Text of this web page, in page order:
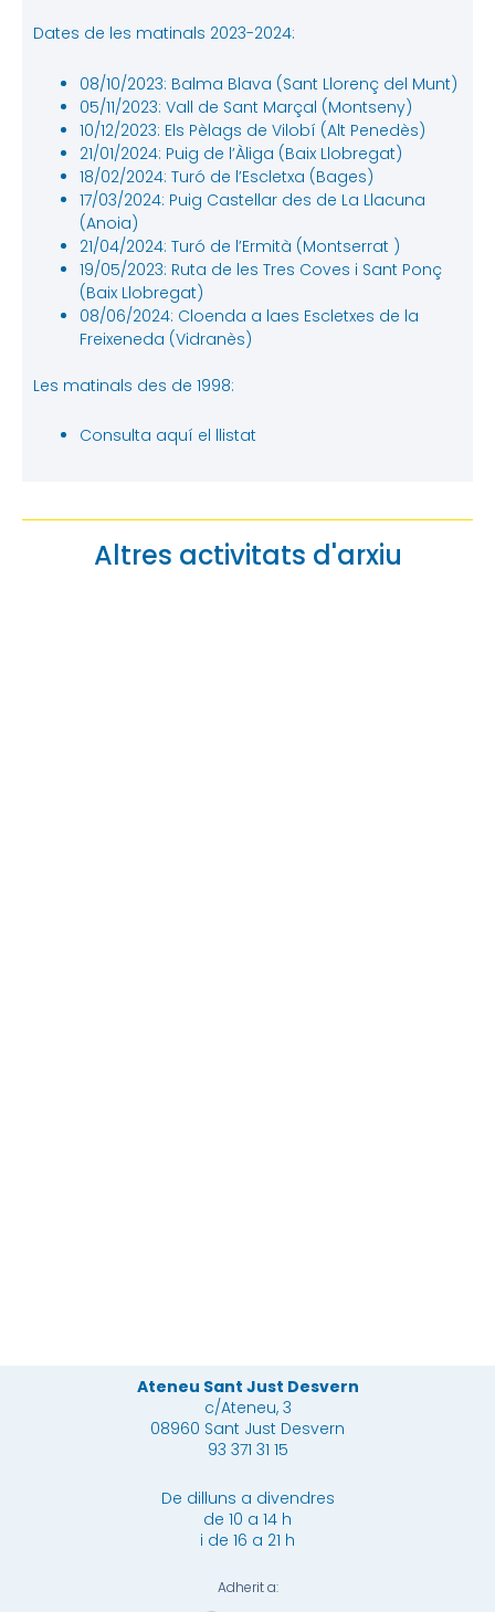
Dates de les matinals 2023-2024:
08/10/2023: Balma Blava (Sant Llorenç del Munt)
05/11/2023: Vall de Sant Marçal (Montseny)
10/12/2023: Els Pèlags de Vilobí (Alt Penedès)
21/01/2024: Puig de l’Àliga (Baix Llobregat)
18/02/2024: Turó de l’Escletxa (Bages)
17/03/2024: Puig Castellar des de La Llacuna
(Anoia)
21/04/2024: Turó de l’Ermità (Montserrat )
19/05/2023: Ruta de les Tres Coves i Sant Ponç
(Baix Llobregat)
08/06/2024: Cloenda a laes Escletxes de la
Freixeneda (Vidranès)
Les matinals des de 1998:
Consulta aquí el llistat
Altres activitats d'arxiu
Ateneu Sant Just Desvern
c/Ateneu, 3
08960 Sant Just Desvern
93 371 31 15
De dilluns a divendres
de 10 a 14 h
i de 16 a 21 h
Adherit a: